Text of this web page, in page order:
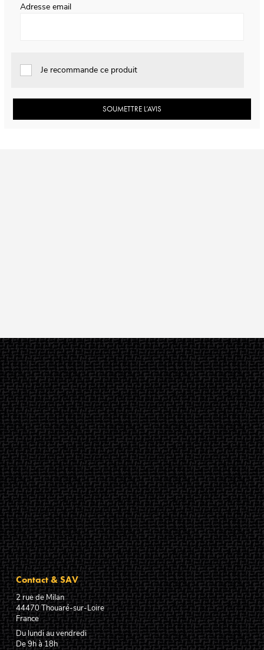
Adresse email
Je recommande ce produit
SOUMETTRE L’AVIS
Contact & SAV
2 rue de Milan
44470Thouaré-sur-Loire
France
Du lundi au vendredi
De 9h à 18h